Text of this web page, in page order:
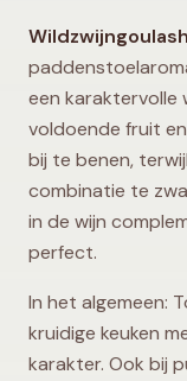
een karaktervolle
voldoende fruit
bij te benen,
combinatie te
in de wijn
perfect.
In het algemeen:
kruidige keuken
karakter. Ook bij